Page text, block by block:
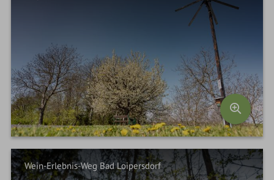
Wein-Erlebnis-Weg Bad Loipersdorf